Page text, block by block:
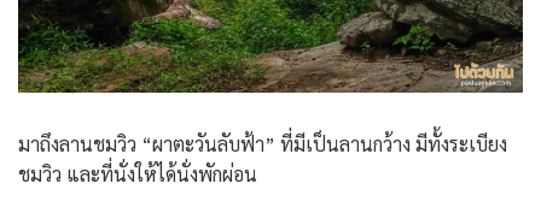
มาถึงลานชมวิว “ผาตะวันลับฟ้า” ที่มีเป็นลานกว้าง มีทั้งระเบียง
ชมวิว และที่นั่งให้ได้นั่งพักผ่อน